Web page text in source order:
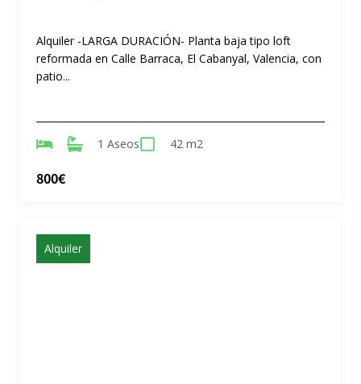
Alquiler -LARGA DURACIÓN- Planta baja tipo loft
reformada en Calle Barraca, El Cabanyal, Valencia, con
patio...
1 Aseos 42 m2
800€
Alquiler